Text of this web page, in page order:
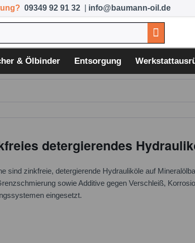
09349 92 91 32 info@baumann-oil.de
& Ölbinder Entsorgung
detergierendes
sind zinkfreie, detergierende Hydrauliköle auf
sowie Additive gegen Verschleiß,
eingesetzt.